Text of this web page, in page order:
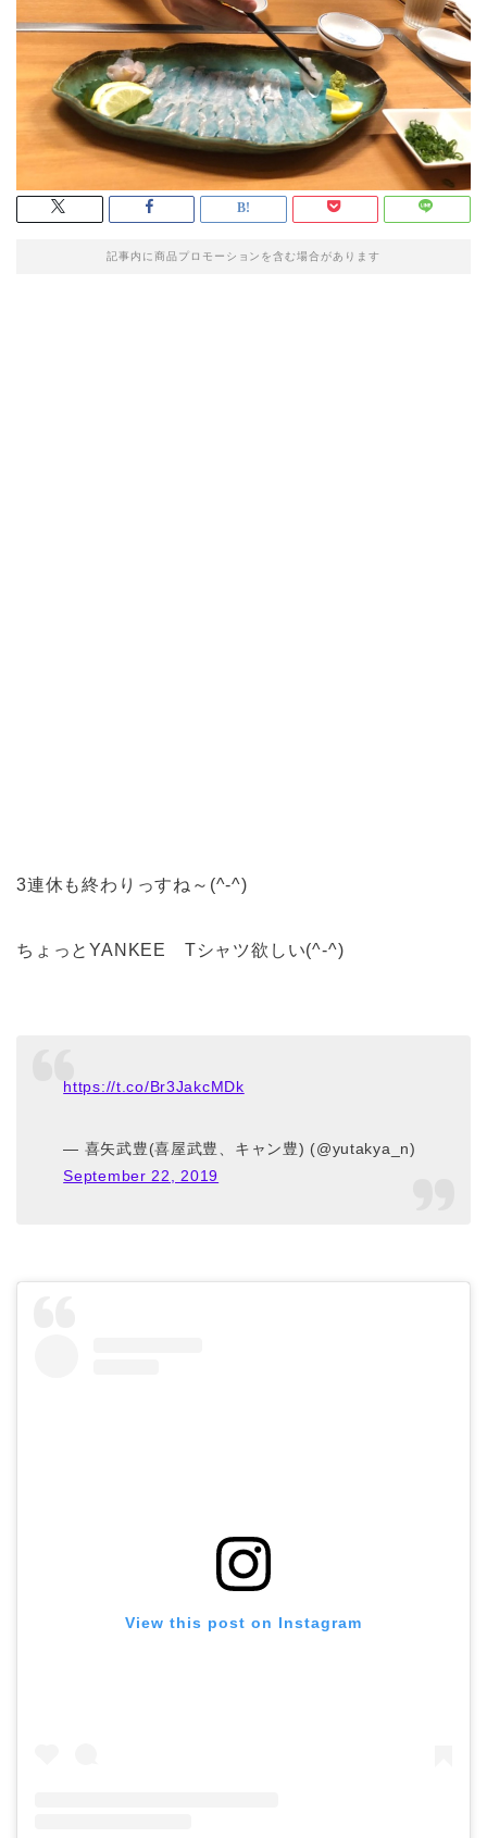
記事内に商品プロモーションを含む場合があります
3連休も終わりっすね～(^-^)
ちょっとYANKEE Tシャツ欲しい(^-^)
https://t.co/Br3JakcMDk
— 喜矢武豊(喜屋武豊、キャン豊) (@yutakya_n)
September 22, 2019
View this post on Instagram